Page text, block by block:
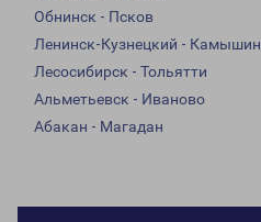
Обнинск - Псков
Ленинск-Кузнецкий - Камышин
Лесосибирск - Тольятти
Альметьевск - Иваново
Абакан - Магадан